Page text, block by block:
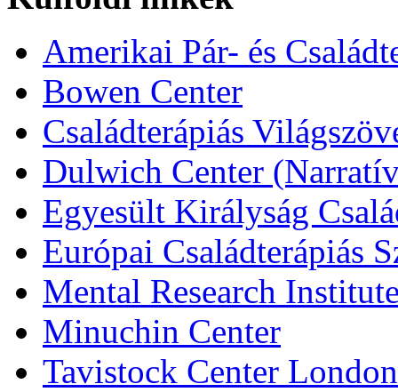
Amerikai Pár- és
Bowen Center
Családterápiás
Dulwich Center
Egyesült Királyság
Európai Családterápiás
Mental Research
Minuchin Center
Tavistock Center London